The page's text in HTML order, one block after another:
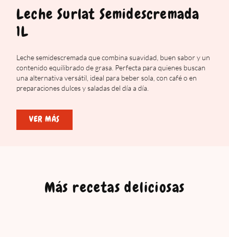
Leche Surlat Semidescremada
1L
Leche semidescremada que combina suavidad, buen sabor y un
contenido equilibrado de grasa. Perfecta para quienes buscan
una alternativa versátil, ideal para beber sola, con café o en
preparaciones dulces y saladas del día a día.
VER MÁS
Más recetas deliciosas